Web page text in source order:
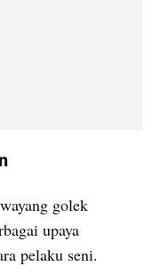
golek
upaya
pelaku seni.